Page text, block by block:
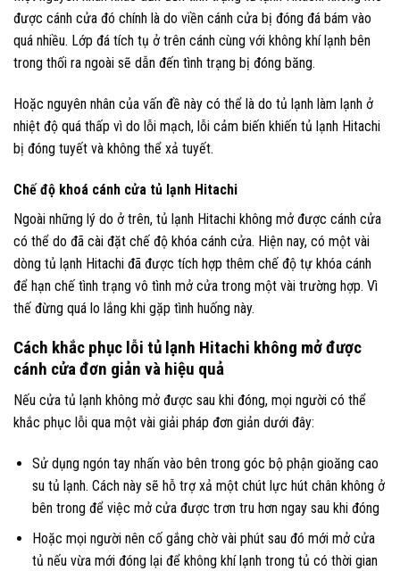
được cánh cửa đó chính là do viền cánh cửa bị đóng đá bám vào
quá nhiều. Lớp đá tích tụ ở trên cánh cùng với không khí lạnh bên
trong thối ra ngoài sẽ dẫn đến tình trạng bị đóng băng.
Hoặc nguyên nhân của vấn đề này có thể là do tủ lạnh làm lạnh ở
nhiệt độ quá thấp vì do lỗi mạch, lỗi cảm biến khiến tủ lạnh Hitachi
bị đóng tuyết và không thể xả tuyết.
Chế độ khoá cánh cửa tủ lạnh Hitachi
Ngoài những lý do ở trên, tủ lạnh Hitachi không mở được cánh cửa
có thể do đã cài đặt chế độ khóa cánh cửa. Hiện nay, có một vài
dòng tủ lạnh Hitachi đã được tích hợp thêm chế độ tự khóa cánh
để hạn chế tình trạng vô tình mở cửa trong một vài trường hợp. Vì
thế đừng quá lo lắng khi gặp tình huống này.
Cách khắc phục lỗi tủ lạnh Hitachi không mở được
cánh cửa đơn giản và hiệu quả
Nếu cửa tủ lạnh không mở được sau khi đóng, mọi người có thể
khắc phục lỗi qua một vài giải pháp đơn giản dưới đây:
Sử dụng ngón tay nhấn vào bên trong góc bộ phận gioăng cao
su tủ lạnh. Cách này sẽ hỗ trợ xả một chút lực hút chân không ở
bên trong để việc mở cửa được trơn tru hơn ngay sau khi đóng
Hoặc mọi người nên cố gắng chờ vài phút sau đó mới mở cửa
tủ nếu vừa mới đóng lại để không khí lạnh trong tủ có thời gian